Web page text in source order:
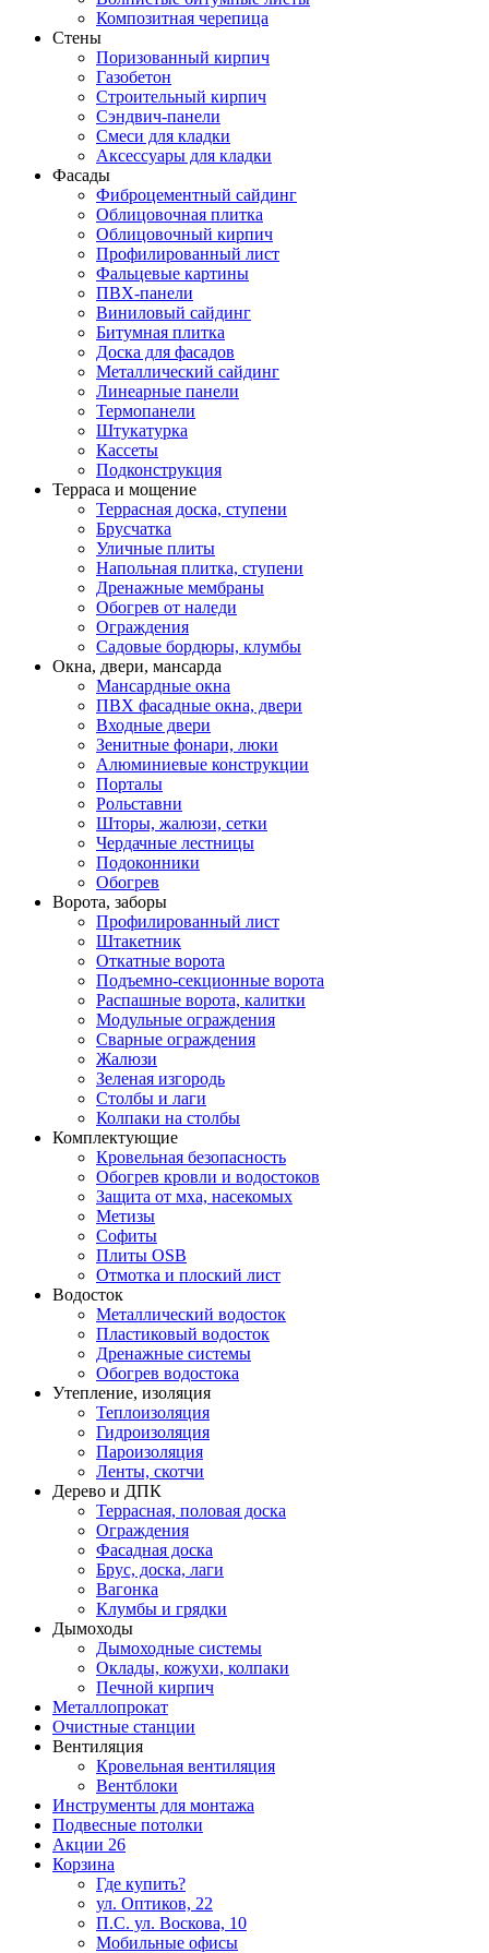
Композитная черепица
Стены
Поризованный кирпич
Газобетон
Строительный кирпич
Сэндвич-панели
Смеси для кладки
Аксессуары для кладки
Фасады
Фиброцементный сайдинг
Облицовочная плитка
Облицовочный кирпич
Профилированный лист
Фальцевые картины
ПВХ-панели
Виниловый сайдинг
Битумная плитка
Доска для фасадов
Металлический сайдинг
Линеарные панели
Термопанели
Штукатурка
Кассеты
Подконструкция
Терраса и мощение
Террасная доска, ступени
Брусчатка
Уличные плиты
Напольная плитка, ступени
Дренажные мембраны
Обогрев от наледи
Ограждения
Садовые бордюры, клумбы
Окна, двери, мансарда
Мансардные окна
ПВХ фасадные окна, двери
Входные двери
Зенитные фонари, люки
Алюминиевые конструкции
Порталы
Рольставни
Шторы, жалюзи, сетки
Чердачные лестницы
Подоконники
Обогрев
Ворота, заборы
Профилированный лист
Штакетник
Откатные ворота
Подъемно-секционные ворота
Распашные ворота, калитки
Модульные ограждения
Сварные ограждения
Жалюзи
Зеленая изгородь
Столбы и лаги
Колпаки на столбы
Комплектующие
Кровельная безопасность
Обогрев кровли и водостоков
Защита от мха, насекомых
Метизы
Софиты
Плиты OSB
Отмотка и плоский лист
Водосток
Металлический водосток
Пластиковый водосток
Дренажные системы
Обогрев водостока
Утепление, изоляция
Теплоизоляция
Гидроизоляция
Пароизоляция
Ленты, скотчи
Дерево и ДПК
Террасная, половая доска
Ограждения
Фасадная доска
Брус, доска, лаги
Вагонка
Клумбы и грядки
Дымоходы
Дымоходные системы
Оклады, кожухи, колпаки
Печной кирпич
Металлопрокат
Очистные станции
Вентиляция
Кровельная вентиляция
Вентблоки
Инструменты для монтажа
Подвесные потолки
Акции 26
Корзина
Где купить?
ул. Оптиков, 22
П.С. ул. Воскова, 10
Мобильные офисы